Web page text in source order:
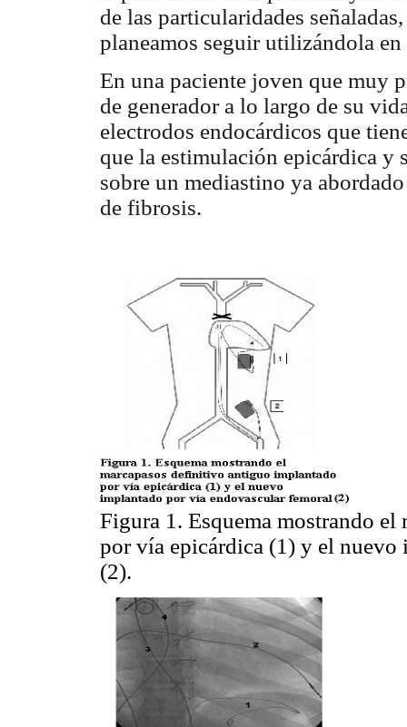
de las particularidades
planeamos seguir utilizándola en
En una paciente joven que muy
de generador a lo largo de su
electrodos endocárdicos que
que la estimulación epicárdica y
sobre un mediastino ya
de fibrosis.
Figura 1. Esquema mostrando
por vía epicárdica (1) y el
(2).